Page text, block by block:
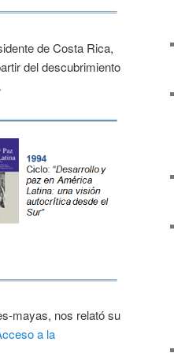
de Costa Rica,
del descubrimiento
mayas, nos relató su
a la